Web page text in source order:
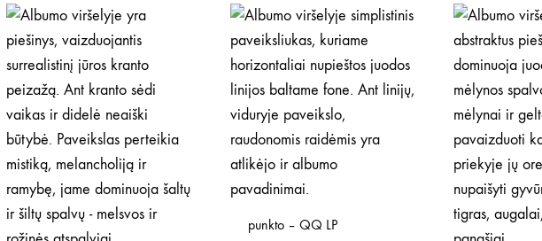
punkto – QQ LP